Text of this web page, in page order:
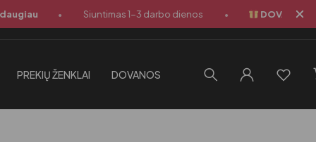
• Siuntimas 1-3 darbo dienos • DOVANA
PREKIŲ ŽENKLAI DOVANOS